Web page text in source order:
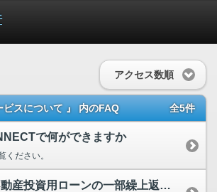
アクセス数順
ビスについて 』 内のFAQ 全5件
で何ができますか
ください。
住宅ローンや不動産投資用ローンの一部繰上返済の手続について教えてください。